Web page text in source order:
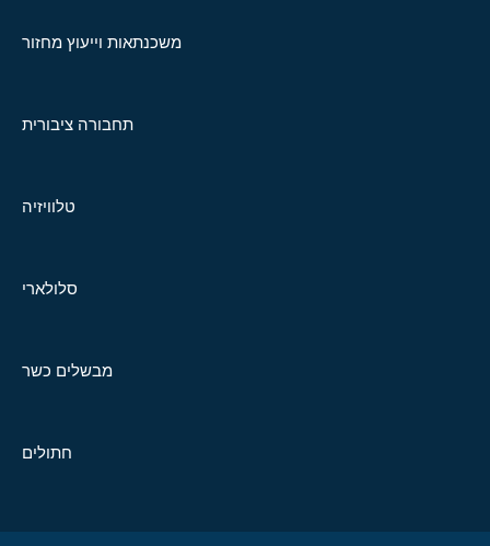
משכנתאות וייעוץ מחזור
תחבורה ציבורית
טלוויזיה
סלולארי
מבשלים כשר
חתולים